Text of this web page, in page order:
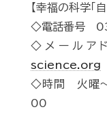
【幸福の科学「
◇電話番号
◇メールア
science.org
◇時間 火曜～
00